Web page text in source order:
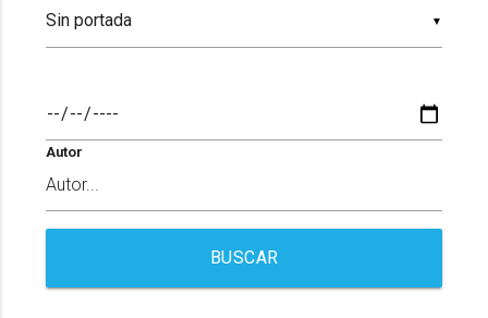
▼
Autor
BUSCAR